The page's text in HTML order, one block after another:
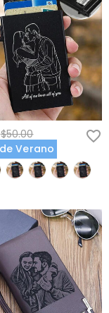
$50.00
Verano